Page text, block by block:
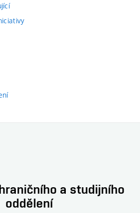
a studijního
oddělení